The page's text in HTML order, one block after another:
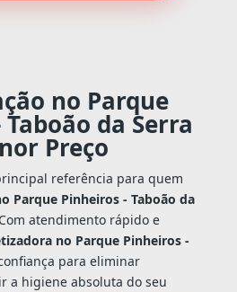
no Parque
da Serra
Preço
referência para quem
Parque Pinheiros - Taboão da
atendimento rápido e
no Parque Pinheiros -
para eliminar
a higiene absoluta do seu